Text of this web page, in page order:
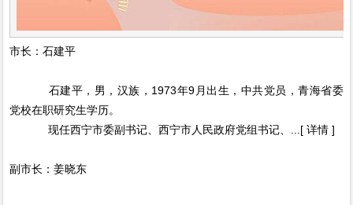
市长：石建平
石建平，男，汉族，1973年9月出生，中共党员，青海省委
党校在职研究生学历。
现任西宁市委副书记、西宁市人民政府党组书记、...[ 详情 ]
副市长：姜晓东